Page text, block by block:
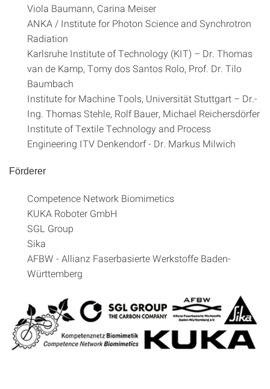
Viola Baumann, Carina Meiser
ANKA / Institute for Photon Science and Synchrotron
Radiation
Karlsruhe Institute of Technology (KIT) – Dr. Thomas
van de Kamp, Tomy dos Santos Rolo, Prof. Dr. Tilo
Baumbach
Institute for Machine Tools, Universität Stuttgart – Dr.-
Ing. Thomas Stehle, Rolf Bauer, Michael Reichersdörfer
Institute of Textile Technology and Process
Engineering ITV Denkendorf - Dr. Markus Milwich
Förderer
Competence Network Biomimetics
KUKA Roboter GmbH
SGL Group
Sika
AFBW - Allianz Faserbasierte Werkstoffe Baden-
Württemberg